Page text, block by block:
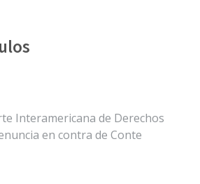
Interamericana de Derechos
en contra de Conte